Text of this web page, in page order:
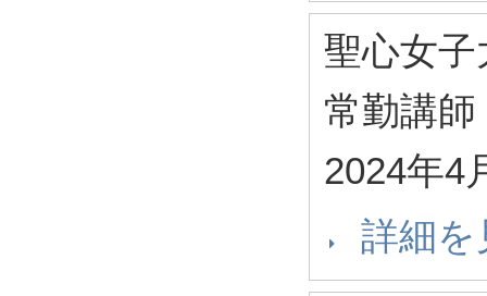
聖心女
常勤講師
2024年4
詳細を